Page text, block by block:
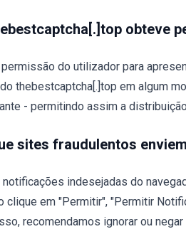
obteve
do utilizador para
thebestcaptcha[.]top em algum
- permitindo assim a
sites fraudulentos
notificações indesejadas do
clique em "Permitir", "Permitir
recomendamos ignorar ou